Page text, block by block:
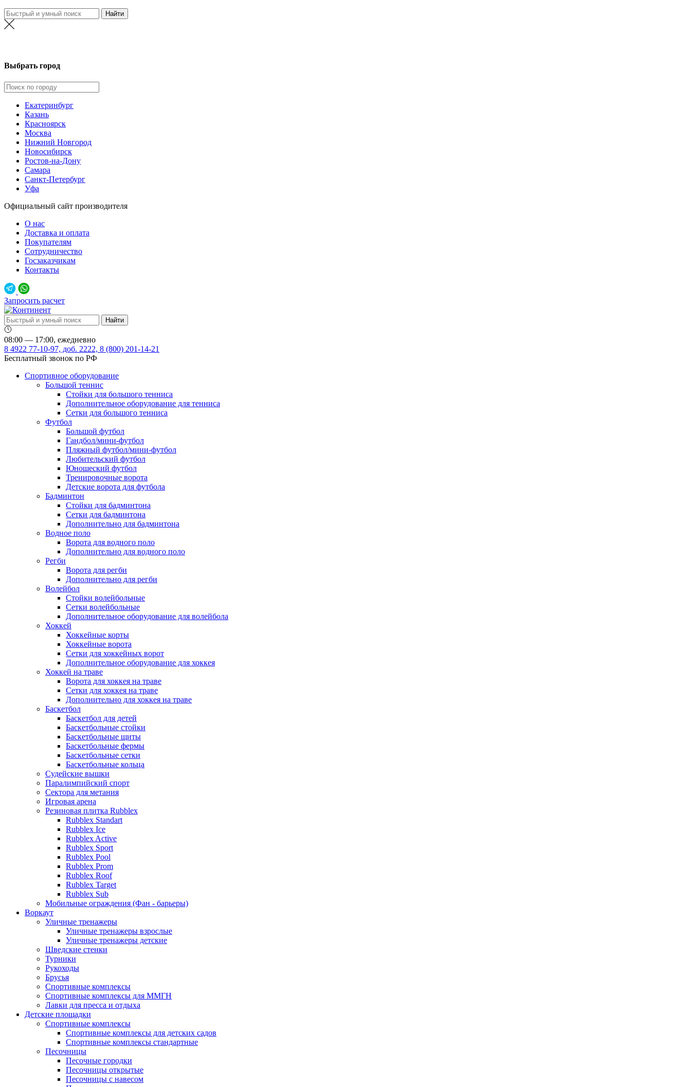
Выбрать город
Екатеринбург
Казань
Красноярск
Москва
Нижний Новгород
Новосибирск
Ростов-на-Дону
Самара
Санкт-Петербург
Уфа
Официальный сайт производителя
О нас
Доставка и оплата
Покупателям
Сотрудничество
Госзаказчикам
Контакты
Запросить расчет
08:00 — 17:00, ежедневно
8 4922 77-10-97, доб. 2222, 8 (800) 201-14-21
Бесплатный звонок по РФ
Спортивное оборудование
Большой теннис
Стойки для большого тенниса
Дополнительное оборудование для тенниса
Сетки для большого тенниса
Футбол
Большой футбол
Гандбол/мини-футбол
Пляжный футбол/мини-футбол
Любительский футбол
Юношеский футбол
Тренировочные ворота
Детские ворота для футбола
Бадминтон
Стойки для бадминтона
Сетки для бадминтона
Дополнительно для бадминтона
Водное поло
Ворота для водного поло
Дополнительно для водного поло
Регби
Ворота для регби
Дополнительно для регби
Волейбол
Стойки волейбольные
Сетки волейбольные
Дополнительное оборудование для волейбола
Хоккей
Хоккейные корты
Хоккейные ворота
Сетки для хоккейных ворот
Дополнительное оборудование для хоккея
Хоккей на траве
Ворота для хоккея на траве
Сетки для хоккея на траве
Дополнительно для хоккея на траве
Баскетбол
Баскетбол для детей
Баскетбольные стойки
Баскетбольные щиты
Баскетбольные фермы
Баскетбольные сетки
Баскетбольные кольца
Судейские вышки
Паралимпийский спорт
Сектора для метания
Игровая арена
Резиновая плитка Rubblex
Rubblex Standart
Rubblex Ice
Rubblex Active
Rubblex Sport
Rubblex Pool
Rubblex Prom
Rubblex Roof
Rubblex Target
Rubblex Sub
Мобильные ограждения (Фан - барьеры)
Воркаут
Уличные тренажеры
Уличные тренажеры взрослые
Уличные тренажеры детские
Шведские стенки
Турники
Рукоходы
Брусья
Спортивные комплексы
Спортивные комплексы для ММГН
Лавки для пресса и отдыха
Детские площадки
Спортивные комплексы
Спортивные комплексы для детских садов
Спортивные комплексы стандартные
Песочницы
Песочные городки
Песочницы открытые
Песочницы с навесом